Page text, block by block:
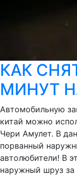
КАК
МИНУТ
Автомобильную
китай можно
Чери Амулет. В
порванный
автолюбители! В
наружный шруз